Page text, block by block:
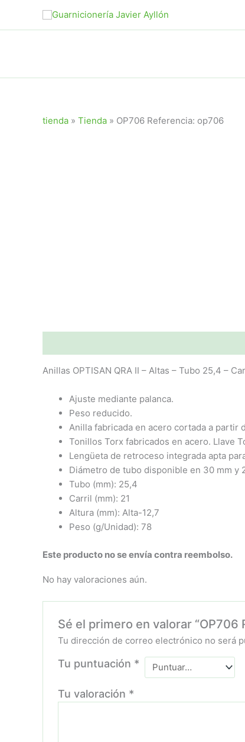
tienda » Tienda » OP706 Referencia: op706
Anillas OPTISAN QRA II – Altas – Tubo 25,4 –
Ajuste mediante palanca.
Peso reducido.
Anilla fabricada en acero cortada a partir
Tonillos Torx fabricados en acero. Llave
Lengüeta de retroceso integrada apta
Diámetro de tubo disponible en 30 mm y
Tubo (mm): 25,4
Carril (mm): 21
Altura (mm): Alta-12,7
Peso (g/Unidad): 78
Este producto no se envía contra reembolso.
No hay valoraciones aún.
Sé el primero en valorar “OP706
Tu dirección de correo electrónico no será
Tu puntuación *
Tu valoración *